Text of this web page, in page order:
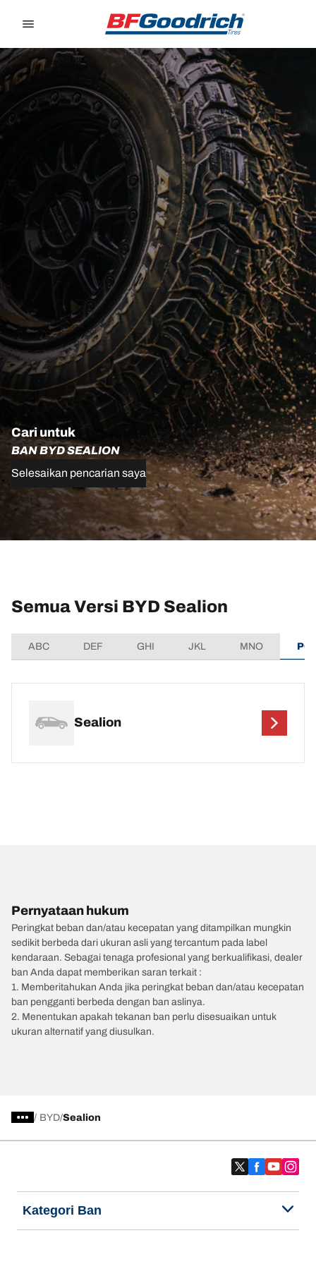
Cari untuk
BAN BYD SEALION
Selesaikan pencarian saya
Semua Versi BYD Sealion
ABC DEF GHI JKL MNO
Sealion
Pernyataan hukum
Peringkat beban dan/atau kecepatan yang ditampilkan mungkin
sedikit berbeda dari ukuran asli yang tercantum pada label
kendaraan. Sebagai tenaga profesional yang berkualifikasi, dealer
ban Anda dapat memberikan saran terkait :
1. Memberitahukan Anda jika peringkat beban dan/atau kecepatan
ban pengganti berbeda dengan ban aslinya.
2. Menentukan apakah tekanan ban perlu disesuaikan untuk
ukuran alternatif yang diusulkan.
/ BYD Sealion
Kategori Ban